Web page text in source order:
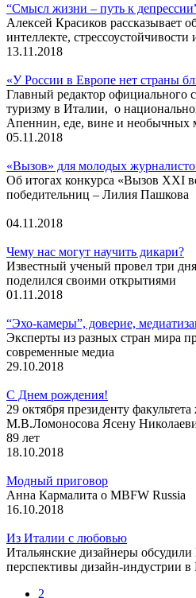
“Смысл жизни – путь к
Алексей Красиков рассказывает
интеллекте, стрессоустойчивости
13.11.2018
«У России в Европе нет страны
Главный редактор официального
туризму в Италии, о
Апеннин, еде, вине и необычных
05.11.2018
«Вызов» для молодых
Об итогах конкурса «Вызов XXI
победительниц – Лилия Пашкова
04.11.2018
Чему нас могут научить дикари?
Известный ученый провел три
поделился своими открытиями
01.11.2018
“Эхо-камеры”, доверие,
Эксперты из разных стран мира
современные медиа
29.10.2018
С Днем рождения!
29 октября президенту
М.В.Ломоносова Ясену
89 лет
18.10.2018
Модный приговор
Анна Кармалита о МBFW Russia
16.10.2018
Из Италии с любовью
Итальянские дизайнеры
перспективы дизайн-индустрии в
2